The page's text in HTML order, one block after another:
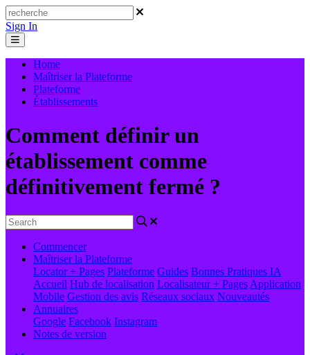
Sign In
Home
Maîtriser la Plateforme
Plateforme
Établissements
Comment définir un
établissement comme
définitivement fermé ?
Commencer
Maîtriser la Plateforme
Locator + Pages Plateforme Guides Bonnes Pratiques IA
Accueil Hub de localisation Localisateur + Pages Application
Mobile Gestion des avis Réseaux sociaux Nouveautés
Annuaires
Google Facebook Instagram
Notes de version